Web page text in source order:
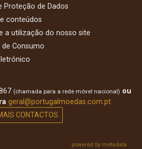
Proteção de Dados
conteúdos
a utilização do nosso site
Consumo
(chamada para a rede móvel nacional) ou
geral@portugalmoedas.com.pt
CONTACTOS
powered by metadata